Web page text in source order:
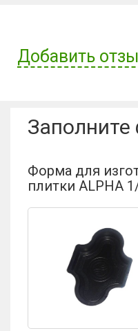
Добавить
Форма для
плитки ALPHA